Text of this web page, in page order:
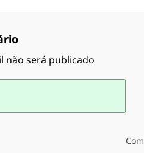
não será publicado